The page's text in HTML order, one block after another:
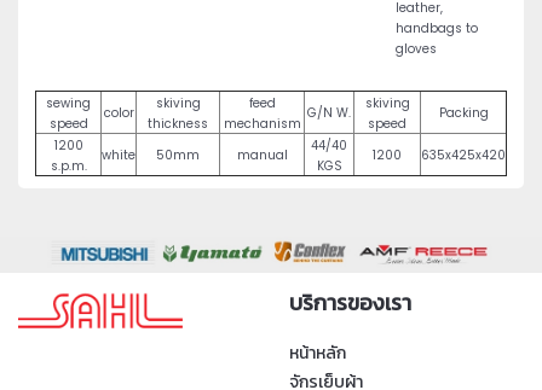
leather,
handbags to
gloves
sewing
speed
color
skiving
thickness
feed
mechanism
G/N W.
skiving
speed
Packing
1200
s.p.m.
white 50mm manual
44/40
KGS
1200 635x425x420
บริการของเรา
หน้าหลัก
จักรเย็บผ้า